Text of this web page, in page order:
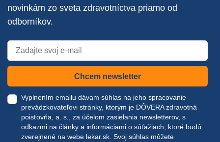
novinkám zo sveta zdravotníctva priamo od
odborníkov.
Chcem newsletter
Vyplnením emailu dávam súhlas na jeho spracovanie
prevádzkovateľovi stránky, ktorým je DÔVERA zdravotná
poisťovňa, a. s., za účelom zasielania newsletterov, s
odkazmi na články a informáciami o súťažiach, ktoré budú
zverejnené na webe lekar.sk. Svoj súhlas môžete